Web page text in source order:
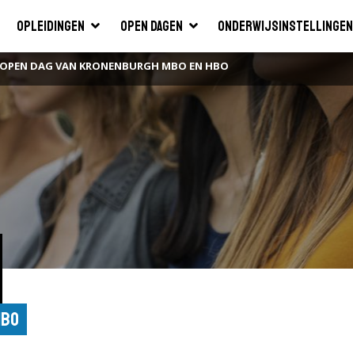
Opleidingen Open dagen Onderwijsinstellingen
OPEN DAG VAN KRONENBURGH MBO EN HBO